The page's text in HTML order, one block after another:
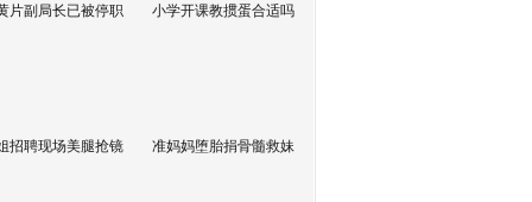
片副局长已被停职 小学开课教掼蛋合适吗
招聘现场美腿抢镜 准妈妈堕胎捐骨髓救妹